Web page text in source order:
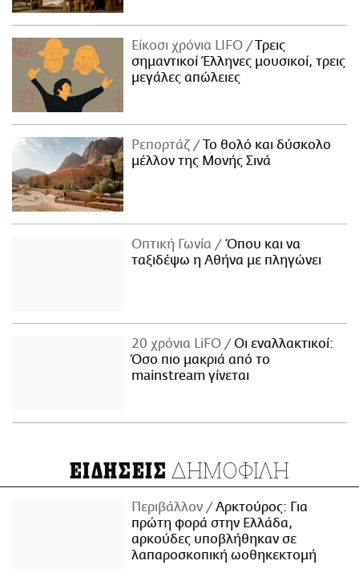
Είκοσι χρόνια LIFO
Tρεις
σημαντικοί Έλληνες μουσικοί, τρεις
μεγάλες απώλειες
Ρεπορτάζ
Το θολό και δύσκολο
μέλλον της Μονής Σινά
Οπτική Γωνία
Όπου και να
ταξιδέψω η Αθήνα με πληγώνει
20 χρόνια LiFO
Οι εναλλακτικοί:
Όσο πιο μακριά από το
mainstream γίνεται
ΕΙΔΗΣΕΙΣ ΔΗΜΟΦΙΛΗ
Περιβάλλον
Αρκτούρος: Για
πρώτη φορά στην Ελλάδα,
αρκούδες υποβλήθηκαν σε
λαπαροσκοπική ωοθηκεκτομή